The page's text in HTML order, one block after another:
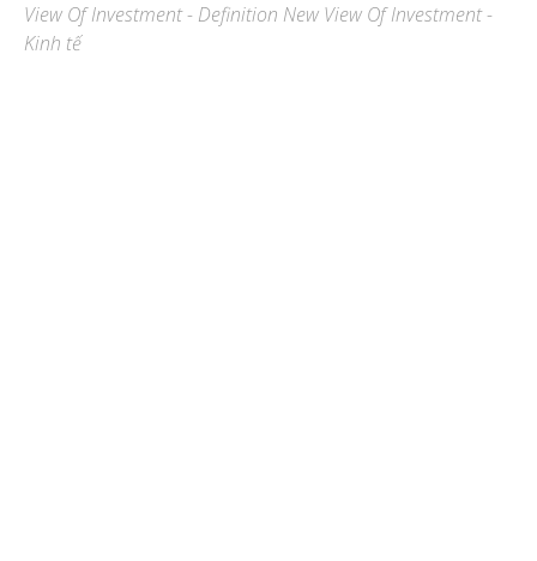
View Of Investment - Definition New View Of Investment -
Kinh tế